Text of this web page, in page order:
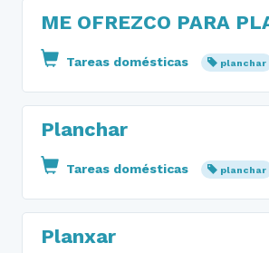
ME OFREZCO PARA
Tareas domésticas planchar
Planchar
Tareas domésticas planchar
Planxar